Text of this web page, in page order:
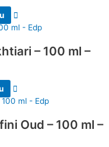
– 100 ml –
Oud – 100 ml –